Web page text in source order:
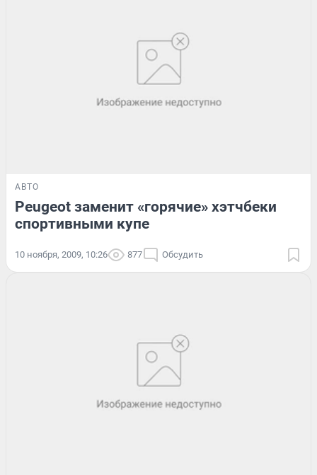
АВТО
Peugeot заменит «горячие» хэтчбеки
спортивными купе
10 ноября, 2009, 10:26 877 Обсудить